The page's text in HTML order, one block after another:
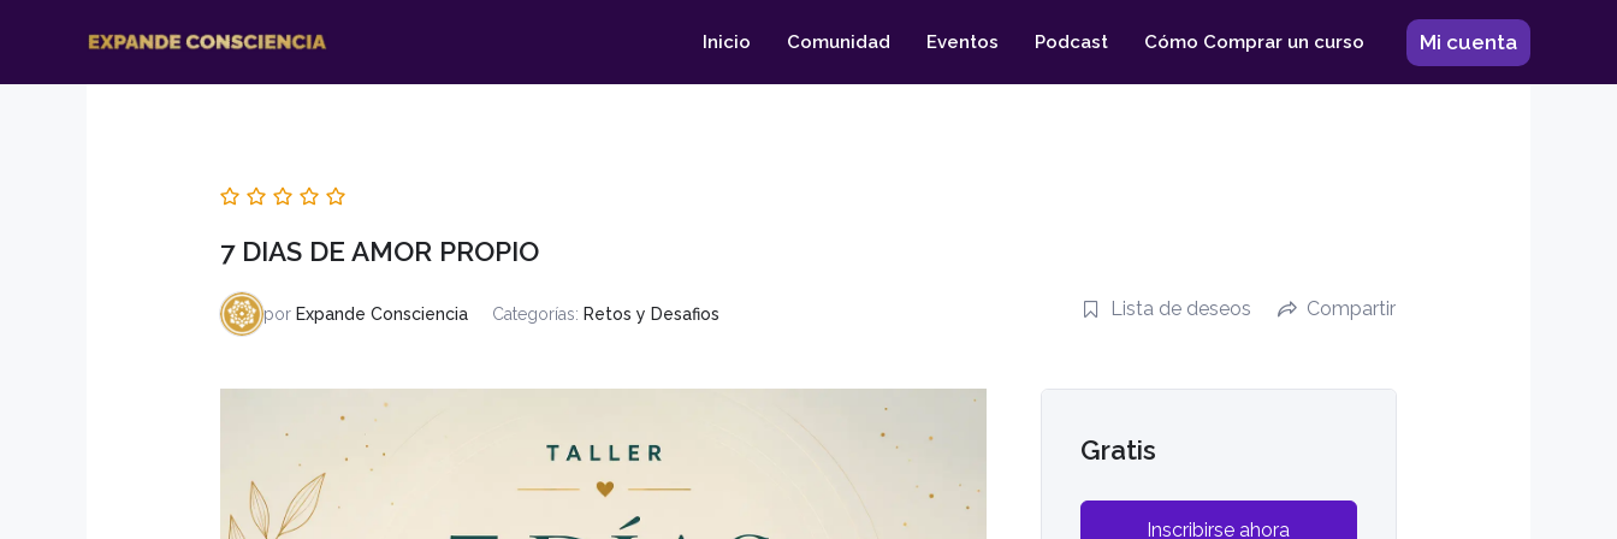
contenido
Inicio Comunidad Eventos Podcast Cómo Comprar un curso Mi cuenta
7 DIAS DE AMOR PROPIO
por Expande Consciencia Categorías: Retos y Desafios Lista de deseos Compartir
Gratis
Inscribirse ahora